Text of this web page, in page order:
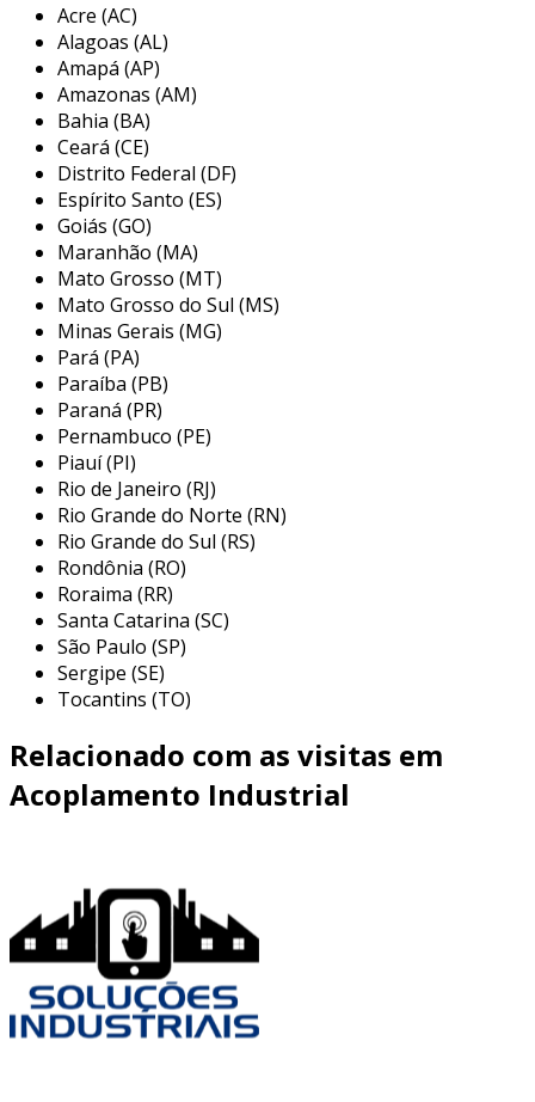
a acopmax acoplamentos é uma empresa
recém-criada que se dedica a fornecer
acoplamentos de qualidade para diversos
setores industriais. apesar da sua recente
formação, a equipe comercial conta com mais
de uma década de experiência no mercado, o
que proporciona confiança e expertise no
atendimento às necessidades dos clientes.
comprometida em oferecer soluções eficazes e
inovadoras, a acopmax busca atender as
demandas de indústrias com produtos que
garantem excelência e desempenho.
Acre (AC)
Alagoas (AL)
Amapá (AP)
Amazonas (AM)
Bahia (BA)
Ceará (CE)
Distrito Federal (DF)
Espírito Santo (ES)
Goiás (GO)
Maranhão (MA)
Mato Grosso (MT)
Mato Grosso do Sul (MS)
Minas Gerais (MG)
Pará (PA)
Paraíba (PB)
Paraná (PR)
Pernambuco (PE)
Piauí (PI)
Rio de Janeiro (RJ)
Rio Grande do Norte (RN)
Rio Grande do Sul (RS)
Rondônia (RO)
Roraima (RR)
Santa Catarina (SC)
São Paulo (SP)
Sergipe (SE)
Tocantins (TO)
Relacionado com as visitas em
Acoplamento Industrial